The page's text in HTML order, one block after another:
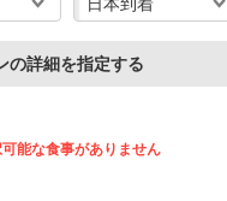
の詳細を指定する
能な食事がありません